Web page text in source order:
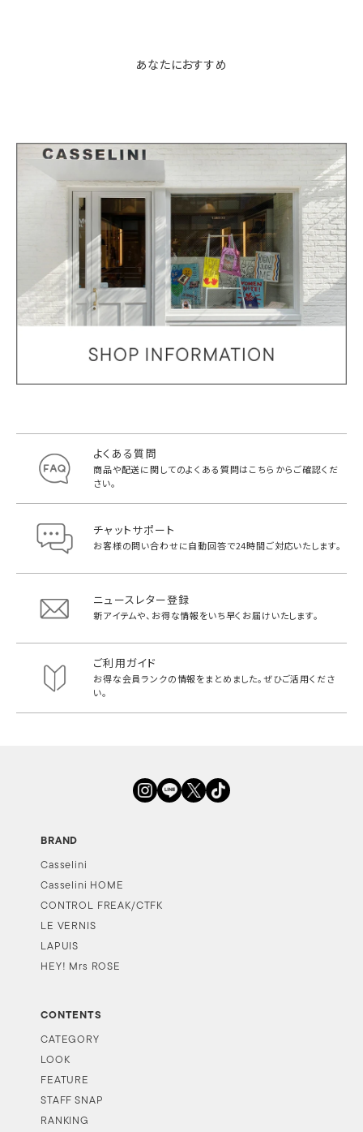
あなたにおすすめ
よくある質問
商品や配送に関してのよくある質問はこちらからご確認くだ
さい。
チャットサポート
お客様の問い合わせに自動回答で24時間ご対応いたします。
ニュースレター登録
新アイテムや、お得な情報をいち早く お届けいたします。
ご利用ガイド
お得な会員ランクの情報をまとめました。ぜひご活用くださ
い。
BRAND
Casselini
Casselini HOME
CONTROL FREAK/CTFK
LE VERNIS
LAPUIS
HEY! Mrs ROSE
CONTENTS
CATEGORY
LOOK
FEATURE
STAFF SNAP
RANKING